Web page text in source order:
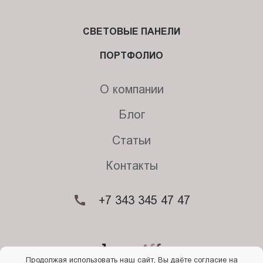
СВЕТОВЫЕ ПАНЕЛИ
ПОРТФОЛИО
О компании
Блог
Статьи
Контакты
+7 343 345 47 47
Продолжая использовать наш сайт, Вы даёте согласие на